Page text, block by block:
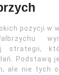
pozycji w
strategii,
Podstawą
ale nie tych